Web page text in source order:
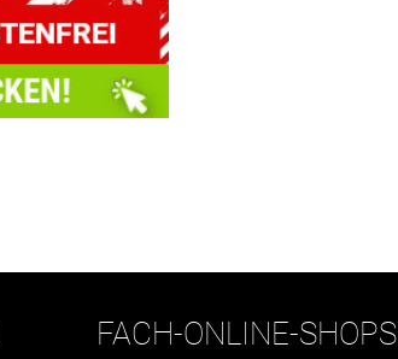
FACH-ONLINE-SHOPS